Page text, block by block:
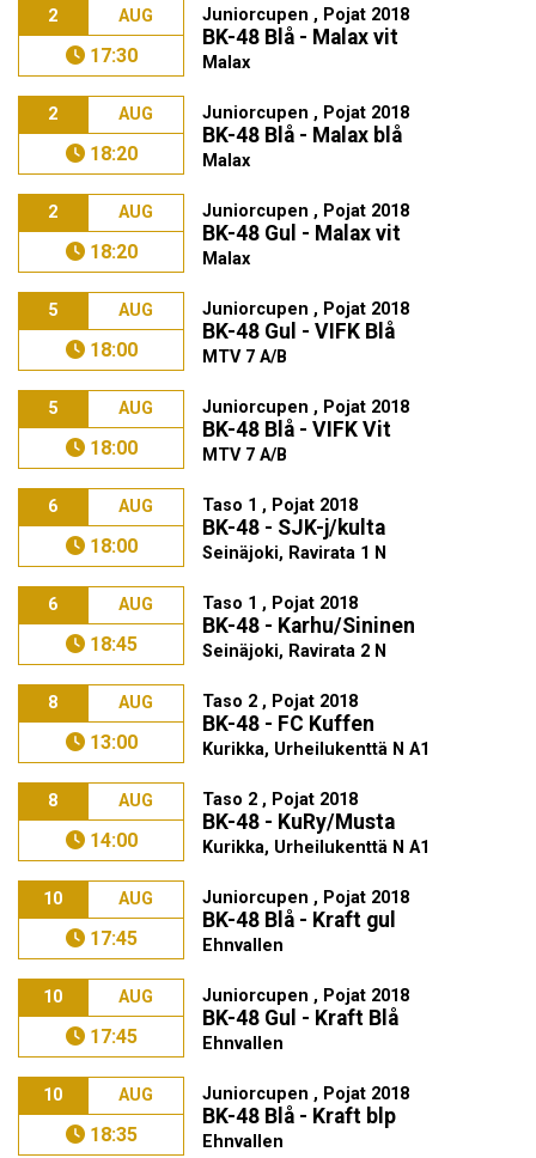
2 AUG
17:30
Juniorcupen , Pojat 2018
BK-48 Blå - Malax vit
Malax
2 AUG
18:20
Juniorcupen , Pojat 2018
BK-48 Blå - Malax blå
Malax
2 AUG
18:20
Juniorcupen , Pojat 2018
BK-48 Gul - Malax vit
Malax
5 AUG
18:00
Juniorcupen , Pojat 2018
BK-48 Gul - VIFK Blå
MTV 7 A/B
5 AUG
18:00
Juniorcupen , Pojat 2018
BK-48 Blå - VIFK Vit
MTV 7 A/B
6 AUG
18:00
Taso 1 , Pojat 2018
BK-48 - SJK-j/kulta
Seinäjoki, Ravirata 1 N
6 AUG
18:45
Taso 1 , Pojat 2018
BK-48 - Karhu/Sininen
Seinäjoki, Ravirata 2 N
8 AUG
13:00
Taso 2 , Pojat 2018
BK-48 - FC Kuffen
Kurikka, Urheilukenttä N A1
8 AUG
14:00
Taso 2 , Pojat 2018
BK-48 - KuRy/Musta
Kurikka, Urheilukenttä N A1
10 AUG
17:45
Juniorcupen , Pojat 2018
BK-48 Blå - Kraft gul
Ehnvallen
10 AUG
17:45
Juniorcupen , Pojat 2018
BK-48 Gul - Kraft Blå
Ehnvallen
10 AUG
18:35
Juniorcupen , Pojat 2018
BK-48 Blå - Kraft blp
Ehnvallen